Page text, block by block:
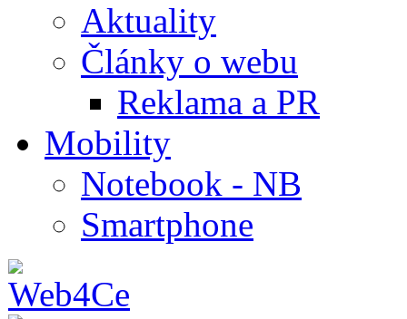
Aktuality
Články o webu
Reklama a PR
Mobility
Notebook - NB
Smartphone